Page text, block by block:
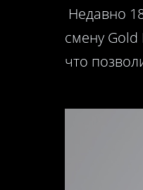
Недавно
смену
что